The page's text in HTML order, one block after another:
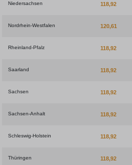
Niedersachsen 118,92
Nordrhein-Westfalen 120,61
Rheinland-Pfalz 118,92
Saarland 118,92
Sachsen 118,92
Sachsen-Anhalt 118,92
Schleswig-Holstein 118,92
Thüringen 118,92